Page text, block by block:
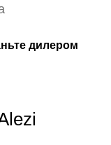
дилером